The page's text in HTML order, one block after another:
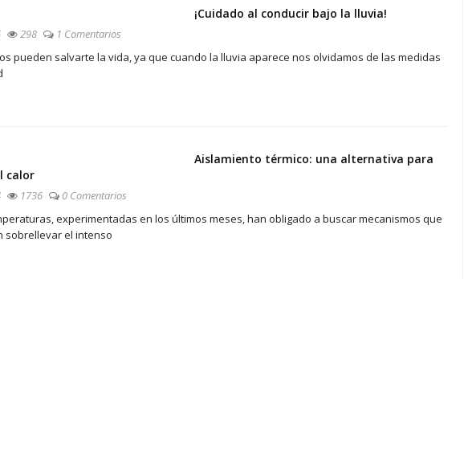
¡Cuidado al conducir bajo la lluvia!
298
1 Comentarios
pueden salvarte la vida, ya que cuando la lluvia aparece nos olvidamos de las medidas
Aislamiento térmico: una alternativa para
calor
1736
0 Comentarios
experimentadas en los últimos meses, han obligado a buscar mecanismos que
sobrellevar el intenso